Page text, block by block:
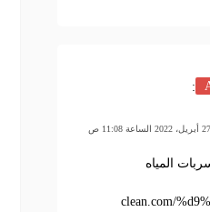
:
27 أبريل، 2022 الساعة 11:08 ص
المياه
clean.com/